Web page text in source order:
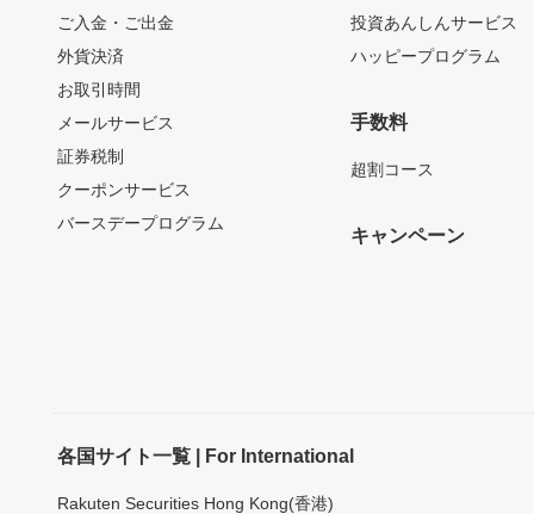
ご入金・ご出金
外貨決済
お取引時間
メールサービス
証券税制
クーポンサービス
バースデープログラム
投資あんしんサービス
ハッピープログラム
手数料
超割コース
キャンペーン
各国サイト一覧 | For International
Rakuten Securities Hong Kong(香港)